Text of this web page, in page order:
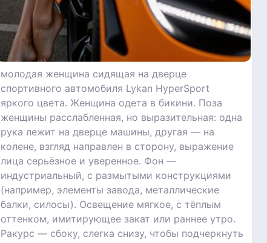
молодая женщина сидящая на дверце
спортивного автомобиля Lykan HyperSport
яркого цвета. Женщина одета в бикини. Поза
женщины расслабленная, но выразительная: одна
рука лежит на дверце машины, другая — на
колене, взгляд направлен в сторону, выражение
лица серьёзное и уверенное. Фон —
индустриальный, с размытыми конструкциями
(например, элементы завода, металлические
балки, силосы). Освещение мягкое, с тёплым
оттенком, имитирующее закат или раннее утро.
Ракурс — сбоку, слегка снизу, чтобы подчеркнуть